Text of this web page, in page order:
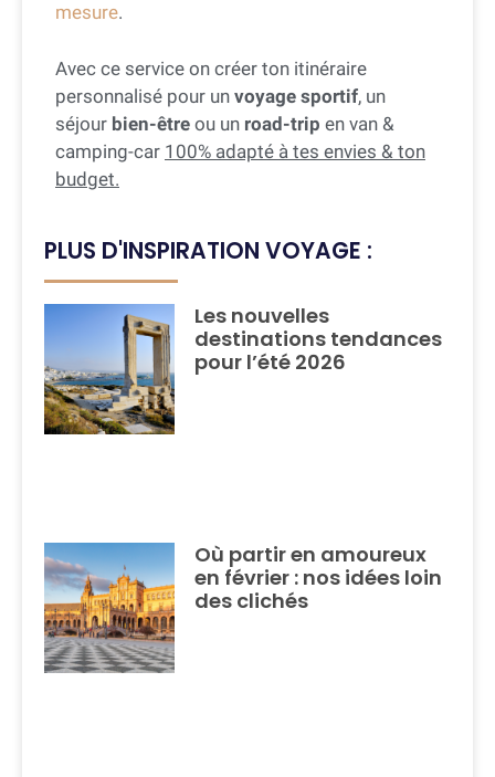
mesure.
Avec ce service on créer ton itinéraire
personnalisé pour un voyage sportif, un
séjour bien-être ou un road-trip en van &
camping-car 100% adapté à tes envies & ton
budget.
PLUS D'INSPIRATION VOYAGE :
Les nouvelles
destinations tendances
pour l’été 2026
Où partir en amoureux
en février : nos idées loin
des clichés